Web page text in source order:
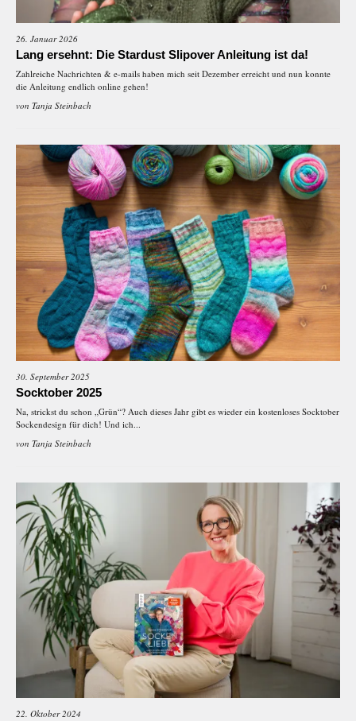
26. Januar 2026
Lang ersehnt: Die Stardust Slipover Anleitung ist da!
Zahlreiche Nachrichten & e-mails haben mich seit Dezember erreicht und nun konnte
die Anleitung endlich online gehen!
von Tanja Steinbach
30. September 2025
Socktober 2025
Na, strickst du schon „Grün“? Auch dieses Jahr gibt es wieder ein kostenloses Socktober
Sockendesign für dich! Und ich...
von Tanja Steinbach
22. Oktober 2024